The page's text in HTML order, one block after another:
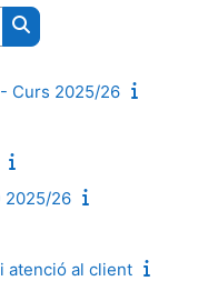
Cerca cursos
Curs 2025/26
2025/26
atenció al client